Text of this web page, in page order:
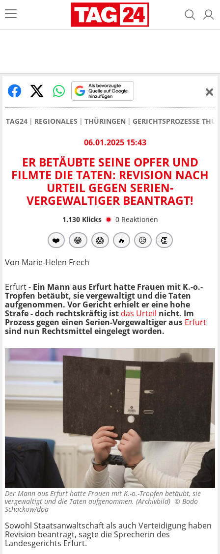
TAG24 REGIONALES THÜRINGEN GERICHTSPROZESSE
06.01.2025 15:43
ER BETÄUBTE SEINE OPFER UND
FILMTE DIE TATEN: REVISION NACH
URTEIL GEGEN SERIEN-
VERGEWALTIGER BEANTRAGT!
1.130Klicks 0 Reaktionen
❤️ 😂 😱 🔥 😥 👏
Von Marie-Helen Frech
Erfurt - Ein Mann aus Erfurt hatte Frauen mit K.-o.-
Tropfen betäubt, sie vergewaltigt und die Taten
aufgenommen. Vor Gericht erhielt er eine hohe
Strafe - doch rechtskräftig ist das Urteil nicht. Im
Prozess gegen einen Serien-Vergewaltiger aus Erfurt
sind nun Rechtsmittel eingelegt worden.
Der Mann aus Erfurt hatte Frauen mit K.-o.-Tropfen betäubt, sie
vergewaltigt und die Taten aufgenommen. (Archivbild) © Bodo
Schackow/dpa
Sowohl Staatsanwaltschaft als auch Verteidigung haben
Revision beantragt, sagte die Sprecherin des
Landesgerichts Erfurt.